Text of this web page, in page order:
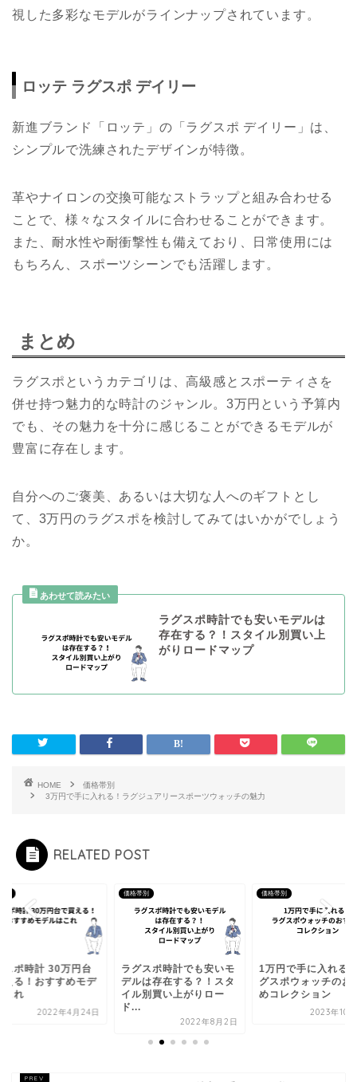
視した多彩なモデルがラインナップされています。
ロッテ ラグスポ デイリー
新進ブランド「ロッテ」の「ラグスポ デイリー」は、
シンプルで洗練されたデザインが特徴。
革やナイロンの交換可能なストラップと組み合わせる
ことで、様々なスタイルに合わせることができます。
また、耐水性や耐衝撃性も備えており、日常使用には
もちろん、スポーツシーンでも活躍します。
まとめ
ラグスポというカテゴリは、高級感とスポーティさを
併せ持つ魅力的な時計のジャンル。3万円という予算内
でも、その魅力を十分に感じることができるモデルが
豊富に存在します。
自分へのご褒美、あるいは大切な人へのギフトとし
て、3万円のラグスポを検討してみてはいかがでしょう
か。
ラグスポ時計でも安いモデルは
存在する？！スタイル別買い上
がりロードマップ
HOME
価格帯別
3万円で手に入れる！ラグジュアリースポーツウォッチの魅力
RELATED POST
スポ時計 30万円台
える！おすすめモデ
これ
2022年4月24日
価格帯別
ラグスポ時計でも安いモ
デルは存在する？！スタ
イル別買い上がりロー
ド...
2022年8月2日
価格帯別
1万円で手に入れる
グスポウォッチのお
めコレクション
2023年10